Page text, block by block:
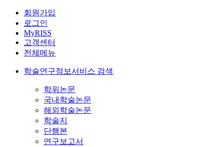
회원가입
로그인
MyRISS
고객센터
전체메뉴
학술연구정보서비스 검색
학위논문
국내학술논문
해외학술논문
학술지
단행본
연구보고서